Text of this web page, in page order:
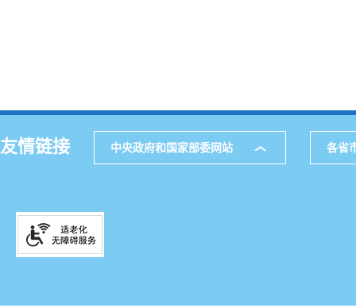
友情链接 中央政府和国家部委网站 各省